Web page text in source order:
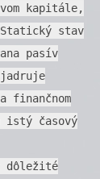
kapitále,
stav
pasív
finančnom
istý časový
dôležité